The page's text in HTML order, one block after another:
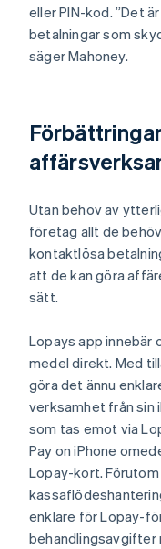
eller PIN-kod. ”Det
betalningar som
säger Mahoney.
Utan behov av
företag allt de
kontaktlösa
att de kan göra
sätt.
Lopays app innebär
medel direkt. Med
göra det ännu
verksamhet från sin
som tas emot via
Pay on iPhone
Lopay-kort.
enklare för Lopay-
behandlingsavgifter